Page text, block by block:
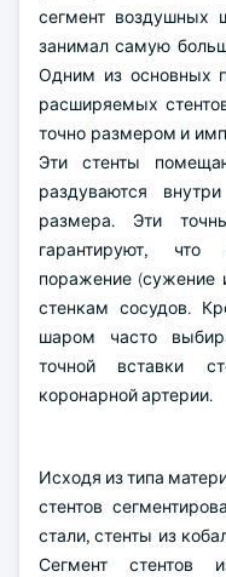
сегмент
занимал самую
Одним из основных
расширяемых
точно размером и
Эти стенты
раздуваются
размера. Эти
гарантируют, что
поражение (сужение
стенкам сосудов.
шаром часто
точной вставки
коронарной артерии.
Исходя из типа
стентов
стали, стенты из
Сегмент стентов